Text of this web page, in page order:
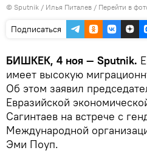
© Sputnik / Илья Питалев / Перейти в
Подписаться
БИШКЕК, 4 ноя — Sputnik.
имеет высокую
Об этом заявил
Евразийской
Сагинтаев на встрече с
Международной
Эми Поуп.